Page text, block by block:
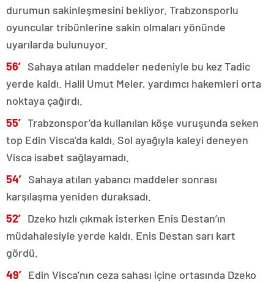
durumun sakinleşmesini bekliyor. Trabzonsporlu
oyuncular tribünlerine sakin olmaları yönünde
uyarılarda bulunuyor.
56′ Sahaya atılan maddeler nedeniyle bu kez Tadic
yerde kaldı. Halil Umut Meler, yardımcı hakemleri orta
noktaya çağırdı.
55′ Trabzonspor’da kullanılan köşe vuruşunda seken
top Edin Visca’da kaldı. Sol ayağıyla kaleyi deneyen
Visca isabet sağlayamadı.
54′ Sahaya atılan yabancı maddeler sonrası
karşılaşma yeniden duraksadı.
52′ Dzeko hızlı çıkmak isterken Enis Destan’ın
müdahalesiyle yerde kaldı. Enis Destan sarı kart
gördü.
49′ Edin Visca’nın ceza sahası içine ortasında Dzeko